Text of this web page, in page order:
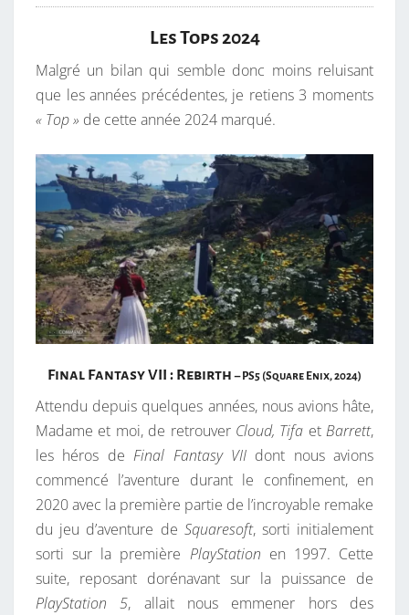
Q
U
E
Les Tops 2024
Malgré un bilan qui semble donc moins reluisant
que les années précédentes, je retiens 3 moments
« Top » de cette année 2024 marqué.
Final Fantasy VII : Rebirth– PS5 (Square Enix, 2024)
Attendu depuis quelques années, nous avions hâte,
Madame et moi, de retrouver Cloud, Tifa et Barrett,
les héros deFinal Fantasy VIIdont nous avions
commencé l’aventure durant le confinement, en
2020 avec la première partie de l’incroyable remake
du jeu d’aventure de Squaresoft, sorti initialement
sorti sur la première PlayStation en 1997. Cette
suite, reposant dorénavant sur la puissance de
PlayStation 5, allait nous emmener hors des